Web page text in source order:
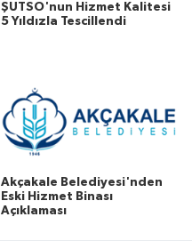
ŞUTSO'nun Hizmet Kalitesi
5 Yıldızla Tescillendi
Akçakale Belediyesi'nden
Eski Hizmet Binası
Açıklaması